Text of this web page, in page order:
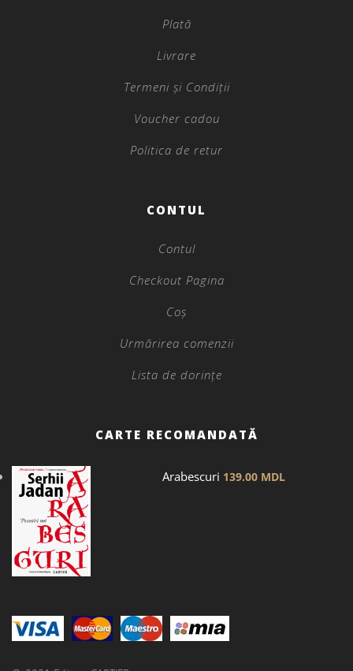
Plată
Livrare
Termeni și Condiții
Voucher cadou
Politica de retur
CONTUL
Contul
Checkout Pagina
Coș
Urmărirea comenzii
Lista de dorințe
CARTE RECOMANDATĂ
Arabescuri 139.00 MDL